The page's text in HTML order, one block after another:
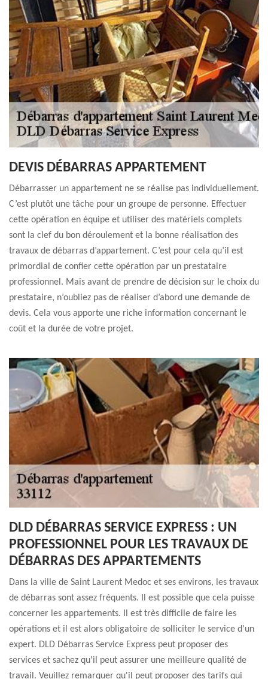
DEVIS DÉBARRAS APPARTEMENT
Débarrasser un appartement ne se réalise pas individuellement.
C’est plutôt une tâche pour un groupe de personne. Effectuer
cette opération en équipe et utiliser des matériels complets
sont la clef du bon déroulement et la bonne réalisation des
travaux de débarras d’appartement. C’est pour cela qu’il est
primordial de confier cette opération par un prestataire
professionnel. Mais avant de prendre de décision sur le choix du
prestataire, n’oubliez pas de réaliser d’abord une demande de
devis. Cela vous apporte une riche information concernant le
coût et la durée de votre projet.
DLD DÉBARRAS SERVICE EXPRESS : UN
PROFESSIONNEL POUR LES TRAVAUX DE
DÉBARRAS DES APPARTEMENTS
Dans la ville de Saint Laurent Medoc et ses environs, les travaux
de débarras sont assez fréquents. Il est possible que cela puisse
concerner les appartements. Il est très difficile de faire les
opérations et il est alors obligatoire de solliciter le service d'un
expert. DLD Débarras Service Express peut proposer des
services et sachez qu'il peut assurer une meilleure qualité de
travail. Veuillez remarquer qu'il peut proposer des tarifs qui